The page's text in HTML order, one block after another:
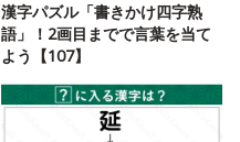
漢字パズル「書きかけ四字熟
語」！2画目までで言葉を当て
よう【107】